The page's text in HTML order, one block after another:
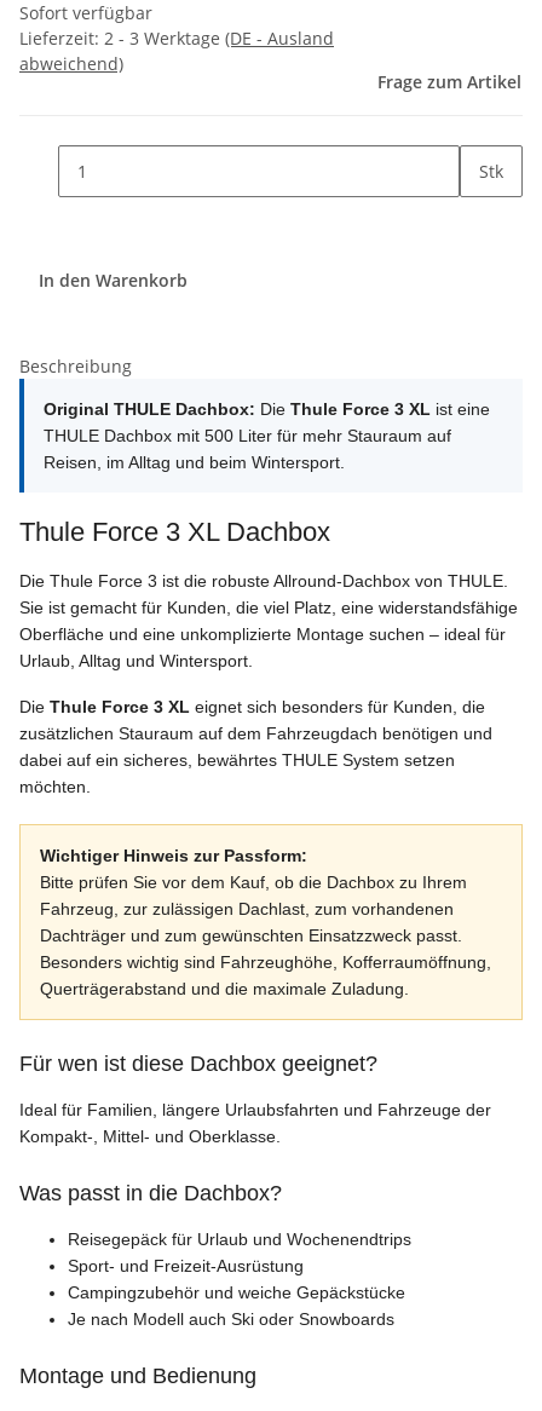
Sofort verfügbar
Lieferzeit: 2 - 3 Werktage (DE - Ausland
abweichend)
Frage zum Artikel
Stk
In den Warenkorb
Beschreibung
Original THULE Dachbox: Die Thule Force 3 XL ist eine
THULE Dachbox mit 500 Liter für mehr Stauraum auf
Reisen, im Alltag und beim Wintersport.
Thule Force 3 XL Dachbox
Die Thule Force 3 ist die robuste Allround-Dachbox von THULE.
Sie ist gemacht für Kunden, die viel Platz, eine widerstandsfähige
Oberfläche und eine unkomplizierte Montage suchen – ideal für
Urlaub, Alltag und Wintersport.
Die Thule Force 3 XL eignet sich besonders für Kunden, die
zusätzlichen Stauraum auf dem Fahrzeugdach benötigen und
dabei auf ein sicheres, bewährtes THULE System setzen
möchten.
Wichtiger Hinweis zur Passform:
Bitte prüfen Sie vor dem Kauf, ob die Dachbox zu Ihrem
Fahrzeug, zur zulässigen Dachlast, zum vorhandenen
Dachträger und zum gewünschten Einsatzzweck passt.
Besonders wichtig sind Fahrzeughöhe, Kofferraumöffnung,
Querträgerabstand und die maximale Zuladung.
Für wen ist diese Dachbox geeignet?
Ideal für Familien, längere Urlaubsfahrten und Fahrzeuge der
Kompakt-, Mittel- und Oberklasse.
Was passt in die Dachbox?
Reisegepäck für Urlaub und Wochenendtrips
Sport- und Freizeit-Ausrüstung
Campingzubehör und weiche Gepäckstücke
Je nach Modell auch Ski oder Snowboards
Montage und Bedienung